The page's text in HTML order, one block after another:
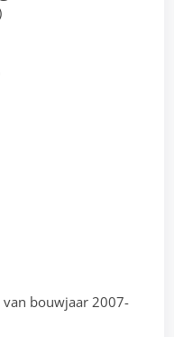
van bouwjaar 2007-